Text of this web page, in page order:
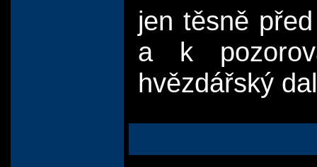
jen těsně
a k
hvězdářský